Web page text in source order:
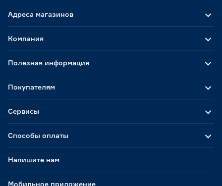
Адреса магазинов
Способы оплаты
Мобильное приложение
Компания
Полезная информация
Покупателям
Сервисы
Напишите нам